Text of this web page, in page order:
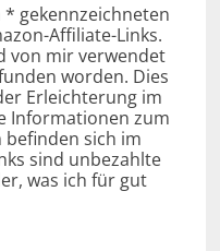
* gekennzeichneten
Affiliate-Links.
von mir verwendet
worden. Dies
Erleichterung im
Informationen zum
sich im
sind unbezahlte
was ich für gut